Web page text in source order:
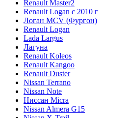
Renault Master2
Renault Logan c 2010 г
Логан МСV (Фургон)
Renault Logan
Lada Largus
Лагуна
Renault Koleos
Renault Kangoo
Renault Duster
Nissan Terrano
Nissan Note
Ниссан Micra
Nissan Almera G15